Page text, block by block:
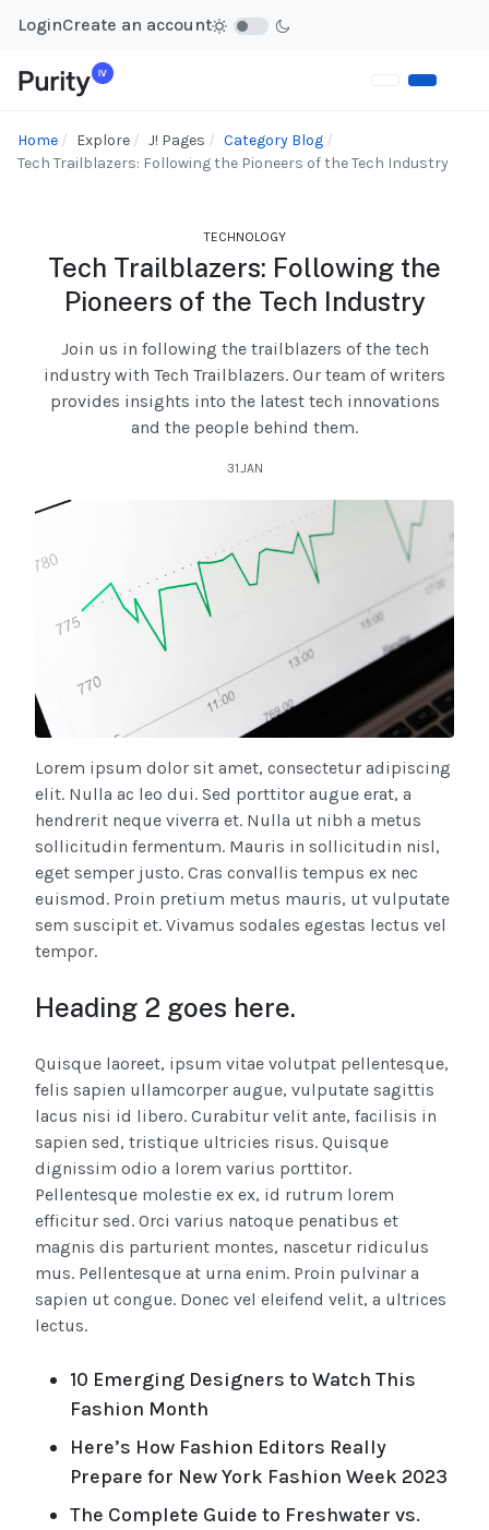
LoginCreate an account
Home Explore J! Pages
Category Blog
Tech Trailblazers: Following the Pioneers of the Tech Industry
TECHNOLOGY
Tech Trailblazers: Following the
Pioneers of the Tech Industry
Join us in following the trailblazers of the tech
industry with Tech Trailblazers. Our team of writers
provides insights into the latest tech innovations
and the people behind them.
31.JAN
Lorem ipsum dolor sit amet, consectetur adipiscing
elit. Nulla ac leo dui. Sed porttitor augue erat, a
hendrerit neque viverra et. Nulla ut nibh a metus
sollicitudin fermentum. Mauris in sollicitudin nisl,
eget semper justo. Cras convallis tempus ex nec
euismod. Proin pretium metus mauris, ut vulputate
sem suscipit et. Vivamus sodales egestas lectus vel
tempor.
Heading 2 goes here.
Quisque laoreet, ipsum vitae volutpat pellentesque,
felis sapien ullamcorper augue, vulputate sagittis
lacus nisi id libero. Curabitur velit ante, facilisis in
sapien sed, tristique ultricies risus. Quisque
dignissim odio a lorem varius porttitor.
Pellentesque molestie ex ex, id rutrum lorem
efficitur sed. Orci varius natoque penatibus et
magnis dis parturient montes, nascetur ridiculus
mus. Pellentesque at urna enim. Proin pulvinar a
sapien ut congue. Donec vel eleifend velit, a ultrices
lectus.
10 Emerging Designers to Watch This
Fashion Month
Here’s How Fashion Editors Really
Prepare for New York Fashion Week 2023
The Complete Guide to Freshwater vs.